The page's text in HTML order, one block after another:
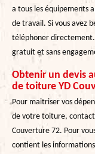
a tous les équipements
de travail. Si vous avez
téléphoner
gratuit et sans
Obtenir un devis
de toiture YD
Pour maitriser vos
de votre toiture,
Couverture 72. Pour
contient les